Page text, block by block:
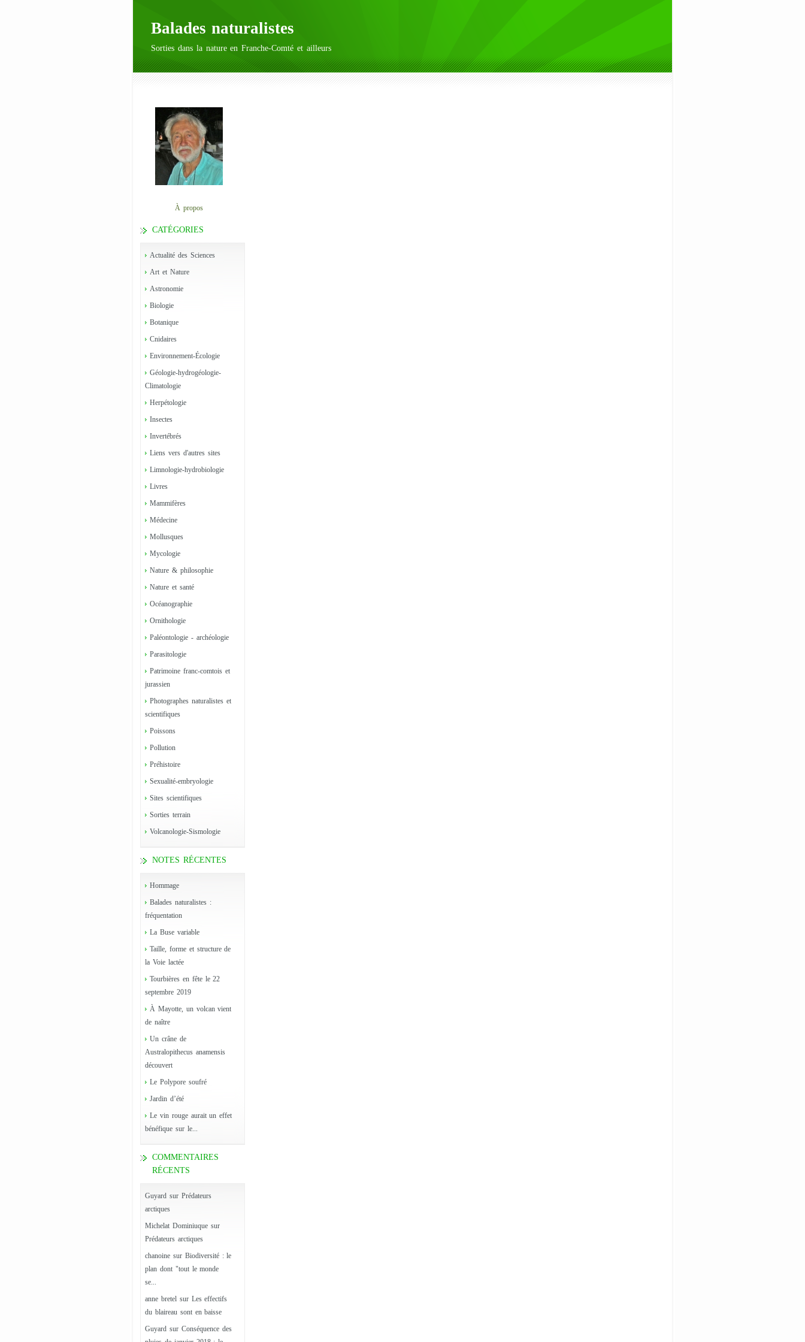
Balades naturalistes
Sorties dans la nature en Franche-Comté et ailleurs
À propos
CATÉGORIES
Actualité des Sciences
Art et Nature
Astronomie
Biologie
Botanique
Cnidaires
Environnement-Écologie
Géologie-hydrogéologie-
Climatologie
Herpétologie
Insectes
Invertébrés
Liens vers d'autres sites
Limnologie-hydrobiologie
Livres
Mammifères
Médecine
Mollusques
Mycologie
Nature & philosophie
Nature et santé
Océanographie
Ornithologie
Paléontologie - archéologie
Parasitologie
Patrimoine franc-comtois et
jurassien
Photographes naturalistes et
scientifiques
Poissons
Pollution
Préhistoire
Sexualité-embryologie
Sites scientifiques
Sorties terrain
Volcanologie-Sismologie
NOTES RÉCENTES
Hommage
Balades naturalistes :
fréquentation
La Buse variable
Taille, forme et structure de
la Voie lactée
Tourbières en fête le 22
septembre 2019
À Mayotte, un volcan vient
de naître
Un crâne de
Australopithecus anamensis
découvert
Le Polypore soufré
Jardin d’été
Le vin rouge aurait un effet
bénéfique sur le...
COMMENTAIRES
RÉCENTS
Guyard sur Prédateurs
arctiques
Michelat Dominiuquesur
Prédateurs arctiques
chanoine sur Biodiversité : le
plan dont "tout le monde
se...
anne bretelsur Les effectifs
du blaireau sont en baisse
Guyard sur Conséquence des